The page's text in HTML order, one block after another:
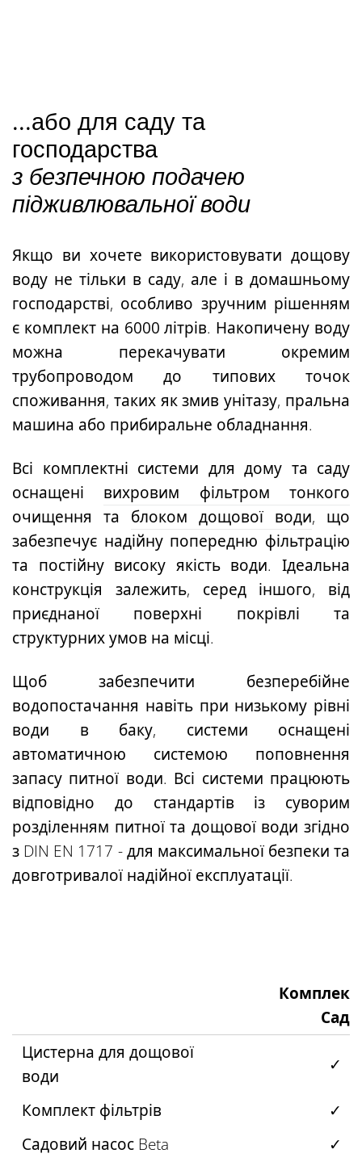
...або для саду та
господарства
з безпечною подачею
підживлювальної води
Якщо ви хочете використовувати дощову
воду не тільки в саду, але і в домашньому
господарстві, особливо зручним рішенням
є комплектна 6000 літрів. Накопичену воду
можна перекачувати окремим
трубопроводом до типових точок
споживання, таких як змив унітазу, пральна
машина або прибиральне обладнання.
Всі комплектні системи для дому та саду
оснащені вихровим фільтром тонкого
очищення та блоком дощової води, що
забезпечує надійну попередню фільтрацію
та постійну високу якість води. Ідеальна
конструкція залежить, серед іншого, від
приєднаної поверхні покрівлі та
структурних умов на місці.
Щоб забезпечити безперебійне
водопостачання навіть при низькому рівні
води в баку, системи оснащені
автоматичною системою поповнення
запасу питної води. Всі системи працюють
відповідно до стандартів із суворим
розділенням питної та дощової води згідно
з DIN EN 1717 - для максимальної безпеки та
довготривалої надійної експлуатації.
Сад
Цистерна для дощової
води
✓
Комплект фільтрів
✓
Садовий насос Beta
✓